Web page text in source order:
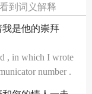
到词义解释
是他的崇拜
, in which I wrote
number .